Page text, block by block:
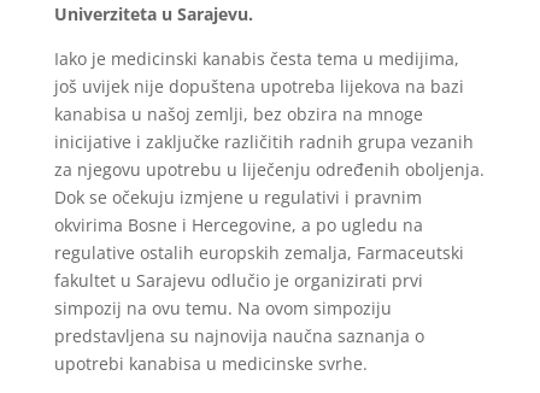
Univerziteta u Sarajevu.
Iako je medicinski kanabis česta tema u medijima,
još uvijek nije dopuštena upotreba lijekova na bazi
kanabisa u našoj zemlji, bez obzira na mnoge
inicijative i zaključke različitih radnih grupa vezanih
za njegovu upotrebu u liječenju određenih oboljenja.
Dok se očekuju izmjene u regulativi i pravnim
okvirima Bosne i Hercegovine, a po ugledu na
regulative ostalih europskih zemalja, Farmaceutski
fakultet u Sarajevu odlučio je organizirati prvi
simpozij na ovu temu. Na ovom simpoziju
predstavljena su najnovija naučna saznanja o
upotrebi kanabisa u medicinske svrhe.